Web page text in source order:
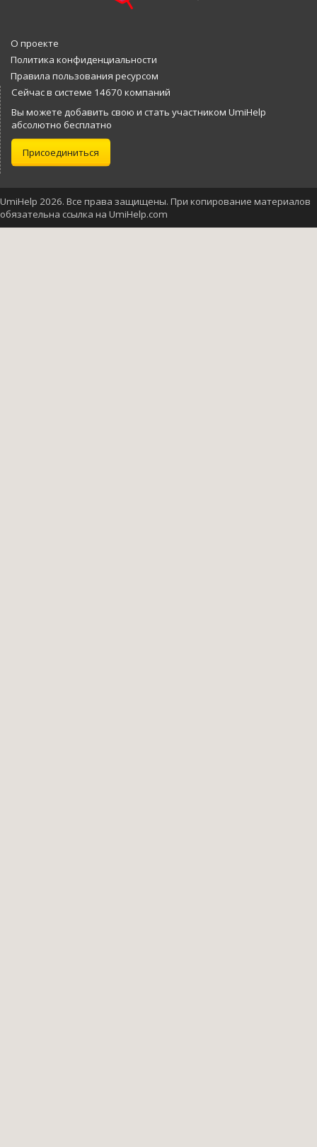
О проекте
Политика конфиденциальности
Правила пользования ресурсом
Сейчас в системе 14670 компаний
Вы можете добавить свою и стать участником UmiHelp
абсолютно бесплатно
Присоединиться
UmiHelp 2026. Все права защищены. При копирование материалов
обязательна ссылка на UmiHelp.com